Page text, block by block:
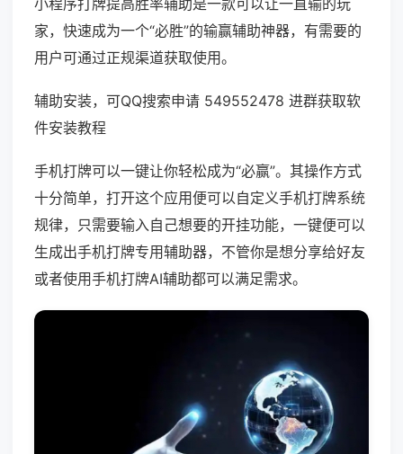
小程序打牌提高胜率辅助是一款可以让一直输的玩
家，快速成为一个“必胜”的输赢辅助神器，有需要的
用户可通过正规渠道获取使用。
辅助安装，可QQ搜索申请 549552478 进群获取软
件安装教程
手机打牌可以一键让你轻松成为“必赢”。其操作方式
十分简单，打开这个应用便可以自定义手机打牌系统
规律，只需要输入自己想要的开挂功能，一键便可以
生成出手机打牌专用辅助器，不管你是想分享给好友
或者使用手机打牌AI辅助都可以满足需求。